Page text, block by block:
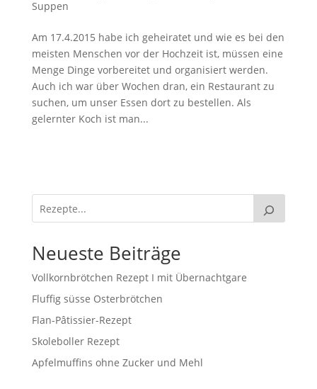
Suppen
Am 17.4.2015 habe ich geheiratet und wie es bei den
meisten Menschen vor der Hochzeit ist, müssen eine
Menge Dinge vorbereitet und organisiert werden.
Auch ich war über Wochen dran, ein Restaurant zu
suchen, um unser Essen dort zu bestellen. Als
gelernter Koch ist man...
Neueste Beiträge
Vollkornbrötchen Rezept I mit Übernachtgare
Fluffig süsse Osterbrötchen
Flan-Pâtissier-Rezept
Skoleboller Rezept
Apfelmuffins ohne Zucker und Mehl